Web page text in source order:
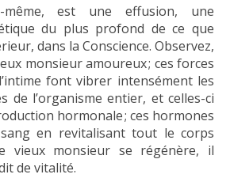
même, est une effusion, une
du plus profond de ce que
dans la Conscience. Observez,
monsieur amoureux ; ces forces
font vibrer intensément les
de l’organisme entier, et celles-ci
hormonale ; ces hormones
en revitalisant tout le corps
vieux monsieur se régénère, il
de vitalité.